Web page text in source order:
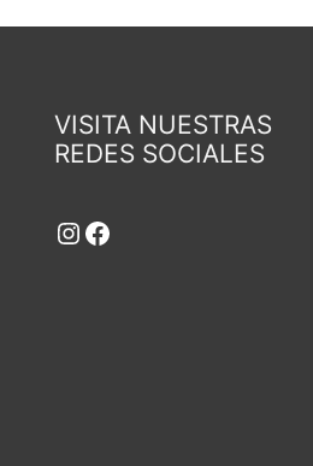
VISITA NUESTRAS
REDES SOCIALES
Instagram
Facebook